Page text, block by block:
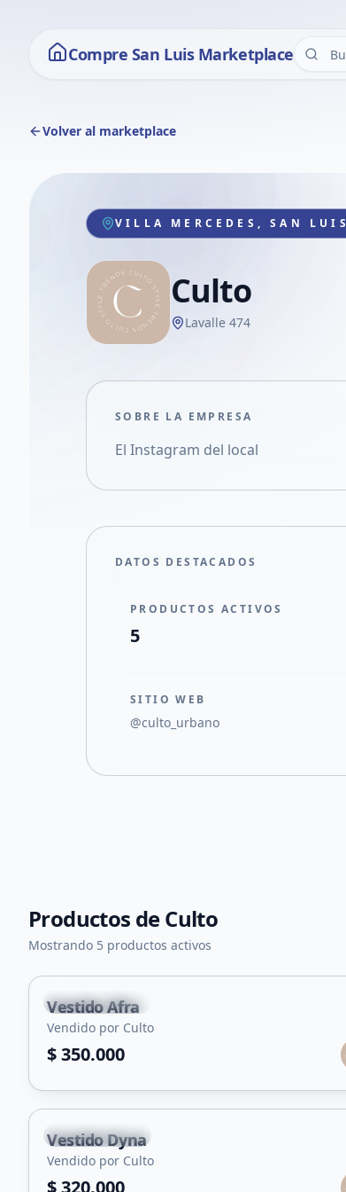
Compre San Luis Marketplace
Volver al marketplace
VILLA MERCEDES, SAN LUIS
Culto
Lavalle 474
SOBRE LA EMPRESA
El Instagram del local
DATOS DESTACADOS
PRODUCTOS ACTIVOS
5
SITIO WEB
@culto_urbano
Productos deCulto
Mostrando 5 productos activos
Villa Mercedes
Vestido Afra
Vendido por Culto
$ 350.000
Villa Mercedes
Vestido Dyna
Vendido por Culto
$ 320.000